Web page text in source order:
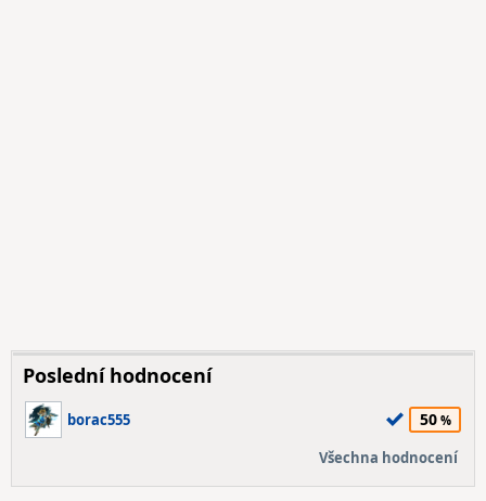
Poslední hodnocení
borac555 50
Všechna hodnocení